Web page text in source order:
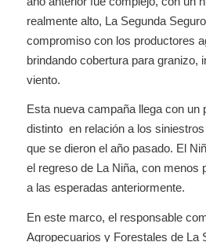
realmente alto, La Segunda
compromiso con los productores
brindando cobertura para granizo,
viento.
Esta nueva campaña llega con un
distinto en relación a los
que se dieron el año pasado. El
el regreso de La Niña, con menos
a las esperadas anteriormente.
En este marco, el responsable
Agropecuarios y Forestales de La